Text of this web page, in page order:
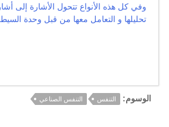
وفي كل هذه الأنواع تتحول الأشارة إلى
تحليلها و التعامل معها من قبل وحدة
الوسوم: التنفس التنفس الصناعي